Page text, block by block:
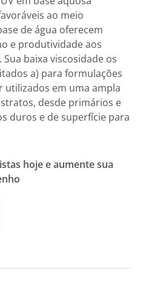
ao meio
de água oferecem
e produtividade aos
baixa viscosidade os
a) para formulações
utilizados em uma ampla
desde primários e
duros e de superfície para
hoje e aumente sua